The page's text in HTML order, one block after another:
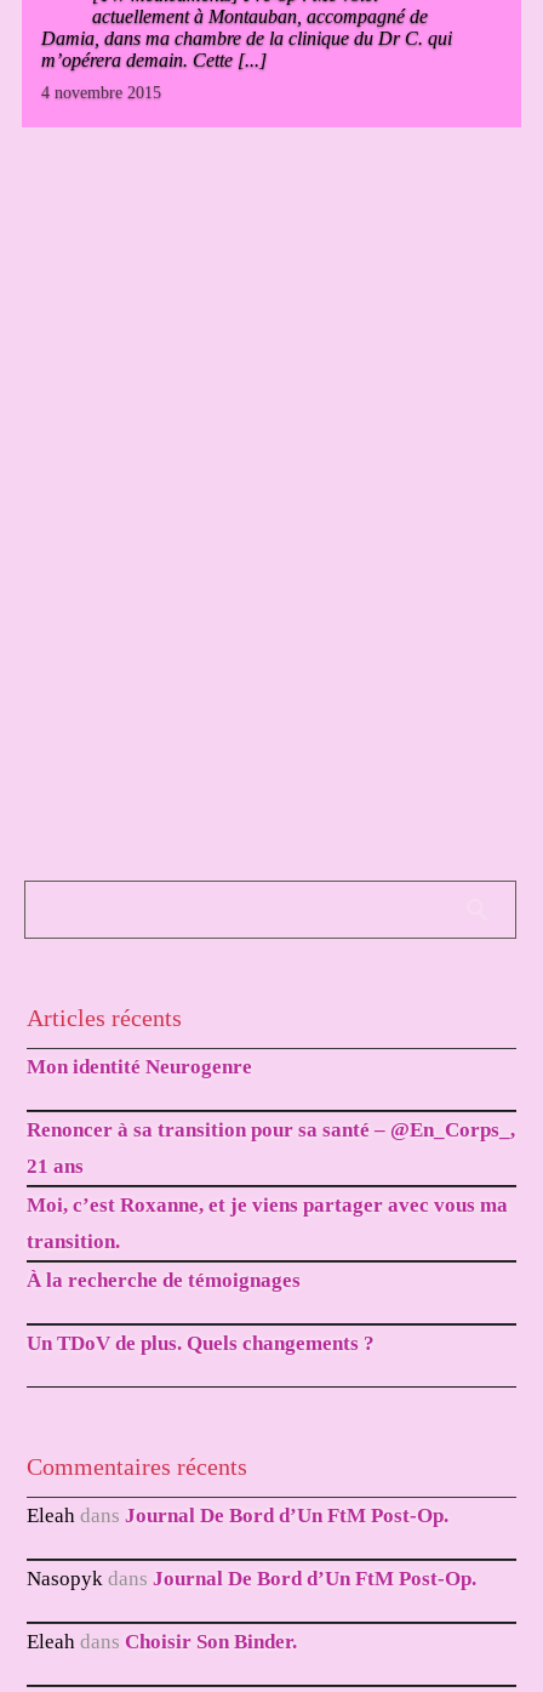
actuellement à Montauban, accompagné de
Damia, dans ma chambre de la clinique du Dr C. qui
m’opérera demain. Cette [...]
4 novembre 2015
Articles récents
Mon identité Neurogenre
Renoncer à sa transition pour sa santé – @En_Corps_,
21 ans
Moi, c’est Roxanne, et je viens partager avec vous ma
transition.
À la recherche de témoignages
Un TDoV de plus. Quels changements ?
Commentaires récents
Eleah dansJournal De Bord d’Un FtM Post-Op.
Nasopyk dansJournal De Bord d’Un FtM Post-Op.
Eleah dansChoisir Son Binder.